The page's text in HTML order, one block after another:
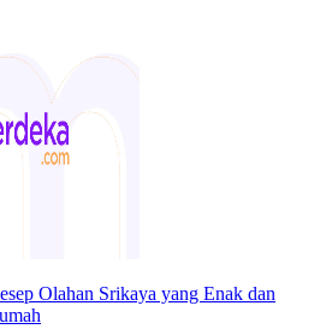
Olahan Srikaya yang Enak dan